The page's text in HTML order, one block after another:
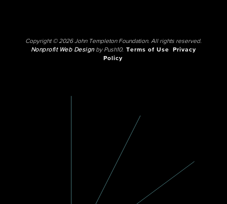
Copyright © 2026 John Templeton Foundation. All rights reserved.
Nonprofit Web Designby Push10. Terms of Use
Privacy
Policy